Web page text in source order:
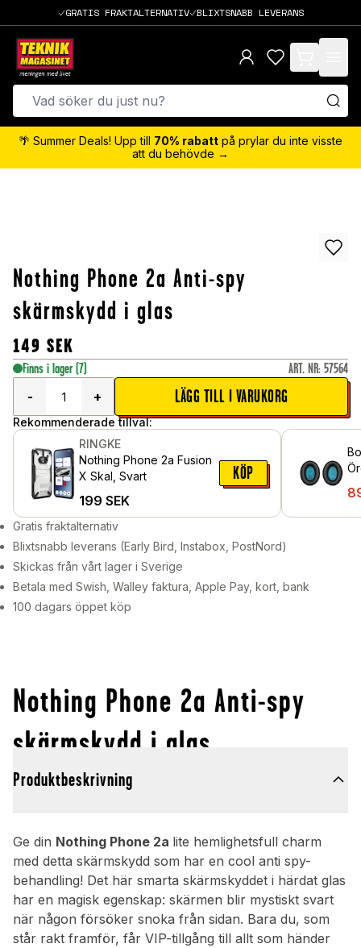
GRATIS FRAKTALTERNATIV BLIXTSNABB LEVERANS
items in cart,
🌴 Summer Deals! Upp till 70% rabatt på prylar du inte visste
att du behövde →
Nothing Phone 2a Anti-spy
skärmskydd i glas
149 SEK
Finns i lager (7) ART. NR: 57564
-
+ LÄGG TILL I VARUKORG
Rekommenderade tillval:
RINGKE
Nothing Phone 2a Fusion
X Skal, Svart
199 SEK
KÖP
Gratis fraktalternativ
Blixtsnabb leverans (Early Bird, Instabox, PostNord)
Skickas från vårt lager i Sverige
Betala med Swish, Walley faktura, Apple Pay, kort, bank
100 dagars öppet köp
Nothing Phone 2a Anti-spy
skärmskydd i glas
Produktbeskrivning
Ge din Nothing Phone 2a lite hemlighetsfull charm
med detta skärmskydd som har en cool anti spy-
behandling! Det här smarta skärmskyddet i härdat glas
har en magisk egenskap: skärmen blir mystiskt svart
när någon försöker snoka från sidan. Bara du, som
står rakt framför, får VIP-tillgång till allt som händer